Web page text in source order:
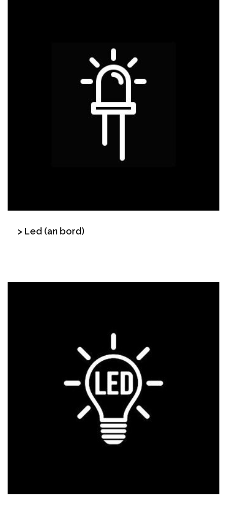
> Led (an bord)